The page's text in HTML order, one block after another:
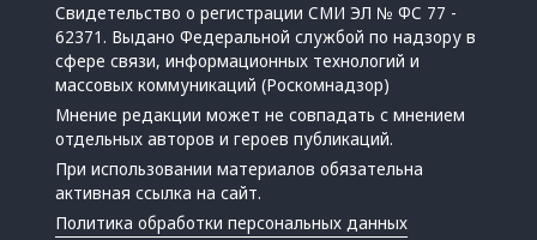
Свидетельство о регистрации СМИ ЭЛ № ФС 77 -
62371. Выдано Федеральной службой по надзору в
сфере связи, информационных технологий и
массовых коммуникаций (Роскомнадзор)
Мнение редакции может не совпадать с мнением
отдельных авторов и героев публикаций.
При использовании материалов обязательна
активная ссылка на сайт.
Политика обработки персональных данных